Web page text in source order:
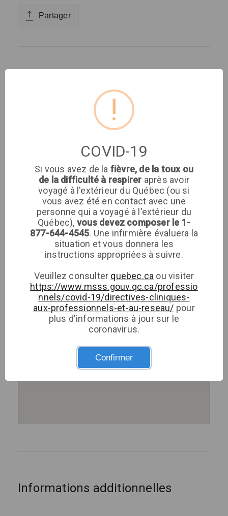
Partager
Clinique médicale
ImaSanté
Informations additionnelles
!
COVID-19
Si vous avez de la fièvre, de la toux ou
de la difficulté à respirer après avoir
voyagé à l'extérieur du Québec (ou si
vous avez été en contact avec une
personne qui a voyagé à l'extérieur du
Québec), vous devez composer le 1-
877-644-4545. Une infirmière évaluera la
situation et vous donnera les
instructions appropriées à suivre.
Veuillez consulter quebec.ca ou visiter
https://www.msss.gouv.qc.ca/professio
nnels/covid-19/directives-cliniques-
aux-professionnels-et-au-reseau/ pour
plus d'informations à jour sur le
coronavirus.
Confirmer